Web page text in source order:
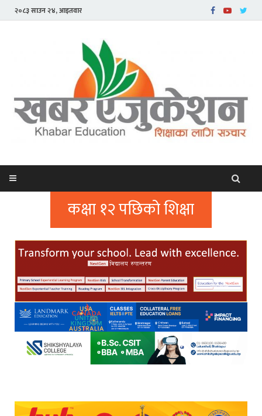
२०८३ साउन २४, आइतवार
कक्षा १२ पछिको शिक्षा